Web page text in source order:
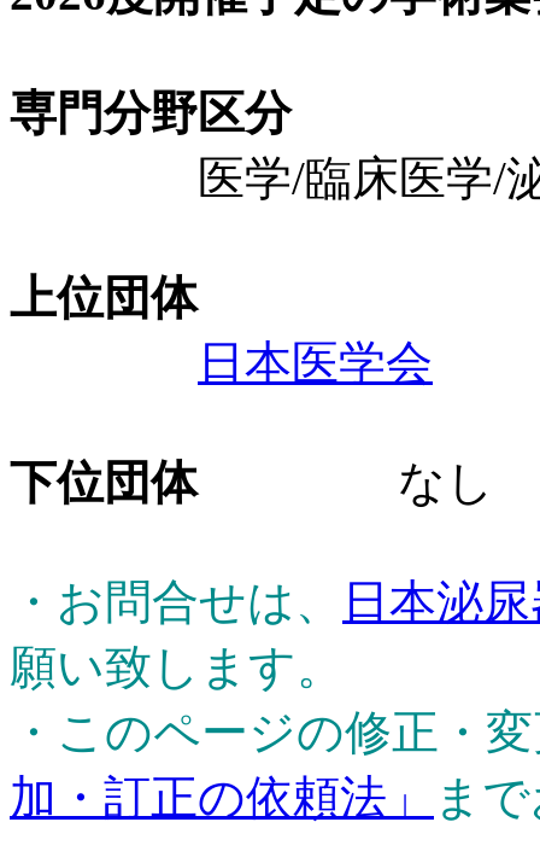
専門分野区分
医学/臨床医学/泌
上位団体
日本医学会
下位団体なし
・お問合せは、
日本泌
願い致します。
・このページの修正・
加・訂正の依頼法」
ま